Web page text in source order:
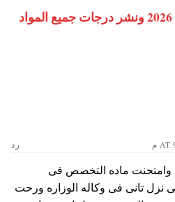
موعد نتيجة الثانوية العامة 2026 ونشر درجات جميع المواد
رد
وامتحنت ماده التخصص فى
نزل تانى فى وكاله الوزاره ورحت